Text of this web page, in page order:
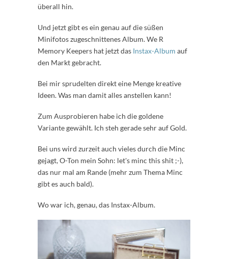
überall hin.
Und jetzt gibt es ein genau auf die süßen
Minifotos zugeschnittenes Album. We R
Memory Keepers hat jetzt das Instax-Album auf
den Markt gebracht.
Bei mir sprudelten direkt eine Menge kreative
Ideen. Was man damit alles anstellen kann!
Zum Ausprobieren habe ich die goldene
Variante gewählt. Ich steh gerade sehr auf Gold.
Bei uns wird zurzeit auch vieles durch die Minc
gejagt, O-Ton mein Sohn: let's minc this shit ;-),
das nur mal am Rande (mehr zum Thema Minc
gibt es auch bald).
Wo war ich, genau, das Instax-Album.